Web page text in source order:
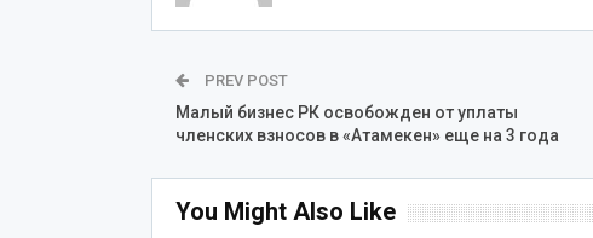
PREV POST
Малый бизнес РК освобожден от уплаты
членских взносов в «Атамекен» еще на 3 года
You Might Also Like